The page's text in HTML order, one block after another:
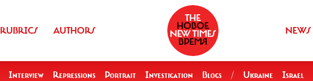
RUBRICS AUTHORS NEWS
Interview Repressions Portrait Investigation Blogs / Ukraine Israel